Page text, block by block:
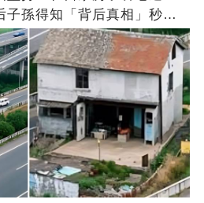
子孫得知「背后真相」秒崩